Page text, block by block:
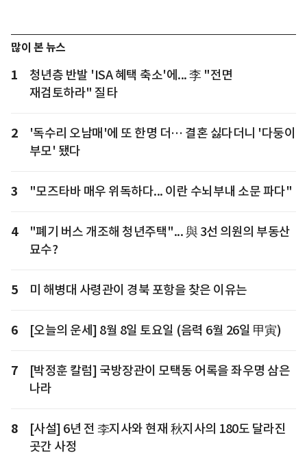
많이 본 뉴스
1
청년층 반발 'ISA 혜택 축소'에... 李 "전면
재검토하라" 질타
2
'독수리 오남매'에 또 한명 더… 결혼 싫다더니 '다둥이
부모' 됐다
3 "모즈타바 매우 위독하다... 이란 수뇌부내 소문 파다"
4
"폐기 버스 개조해 청년주택"... 與 3선 의원의 부동산
묘수?
5 미 해병대 사령관이 경북 포항을 찾은 이유는
6 [오늘의 운세] 8월 8일 토요일 (음력 6월 26일 甲寅)
7
[박정훈 칼럼] 국방장관이 모택동 어록을 좌우명 삼은
나라
8
[사설] 6년 전 李지사와 현재 秋지사의 180도 달라진
곳간 사정